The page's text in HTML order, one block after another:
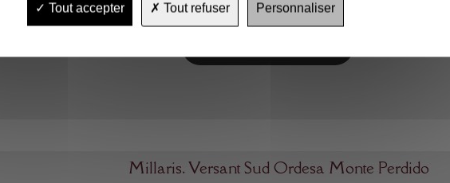
Millaris. Versant Sud Ordesa Monte Perdido
Tout accepter Tout refuser Personnaliser